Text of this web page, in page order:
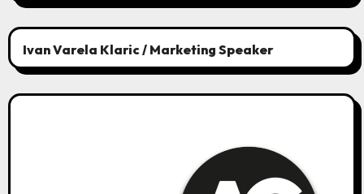
Ivan Varela Klaric / Marketing Speaker